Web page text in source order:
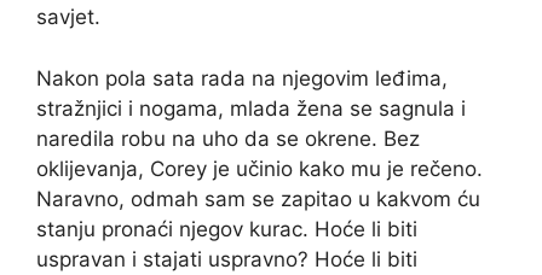
savjet.
Nakon pola sata rada na njegovim leđima,
stražnjici i nogama, mlada žena se sagnula i
naredila robu na uho da se okrene. Bez
oklijevanja, Corey je učinio kako mu je rečeno.
Naravno, odmah sam se zapitao u kakvom ću
stanju pronaći njegov kurac. Hoće li biti
uspravan i stajati uspravno? Hoće li biti